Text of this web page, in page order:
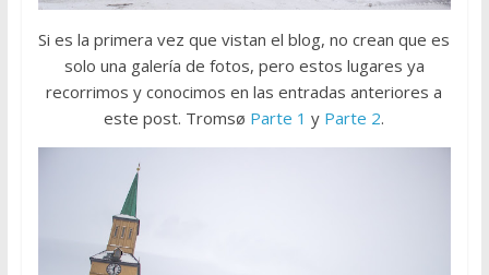
Si es la primera vez que vistan el blog, no crean que es
solo una galería de fotos, pero estos lugares ya
recorrimos y conocimos en las entradas anteriores a
este post. Tromsø Parte 1 y Parte 2.